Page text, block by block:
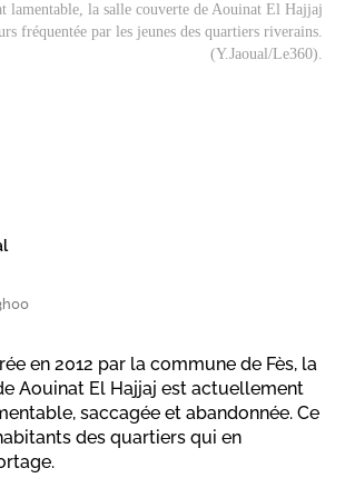
lamentable, la salle couverte de Aouinat El Hajjaj
fréquentée par les jeunes des quartiers riverains.
(Y.Jaoual/Le360).
en 2012 par la commune de Fès, la
Aouinat El Hajjaj est actuellement
saccagée et abandonnée. Ce
des quartiers qui en